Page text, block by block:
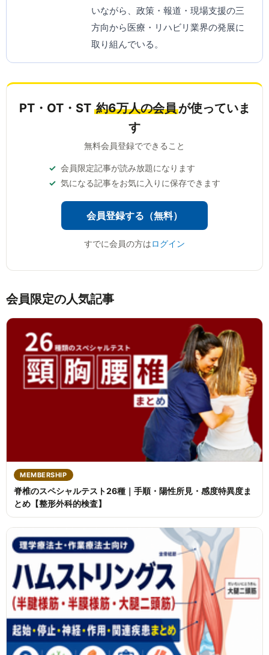
いながら、政策・報道・現場支援の三
方向から医療・リハビリ業界の発展に
取り組んでいる。
PT・OT・ST 約6万人の会員が使っていま
す
無料会員登録でできること
会員限定記事が読み放題になります
気になる記事をお気に入りに保存できます
会員登録する（無料）
すでに会員の方はログイン
会員限定の人気記事
MEMBERSHIP
脊椎のスペシャルテスト26種｜手順・陽性所見・感度特異度ま
とめ【整形外科的検査】